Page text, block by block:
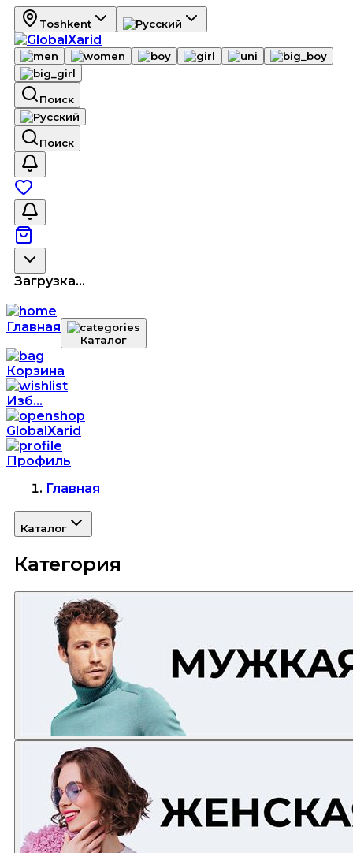
Toshkent
Поиск
Поиск
Загрузка...
Главная
Каталог
Корзина
Изб...
GlobalXarid
Профиль
Главная
Каталог
Категория